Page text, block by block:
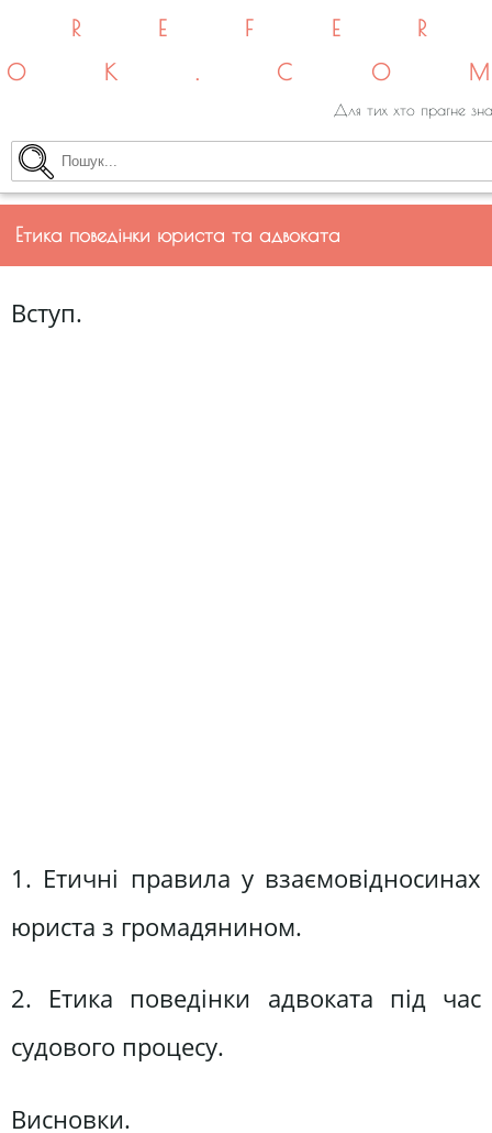
Для тих хто прагне
Етика поведінки юриста та адвоката
Вступ.
1. Етичні правила у взаємовідносинах
юриста з громадянином.
2. Етика поведінки адвоката під час
судового процесу.
Висновки.